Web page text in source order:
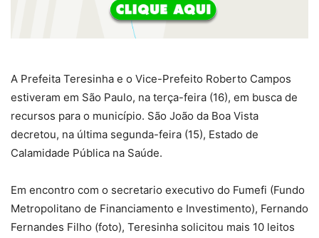
A Prefeita Teresinha e o Vice-Prefeito Roberto Campos
estiveram em São Paulo, na terça-feira (16), em busca de
recursos para o município. São João da Boa Vista
decretou, na última segunda-feira (15), Estado de
Calamidade Pública na Saúde.
Em encontro com o secretario executivo do Fumefi (Fundo
Metropolitano de Financiamento e Investimento), Fernando
Fernandes Filho (foto), Teresinha solicitou mais 10 leitos